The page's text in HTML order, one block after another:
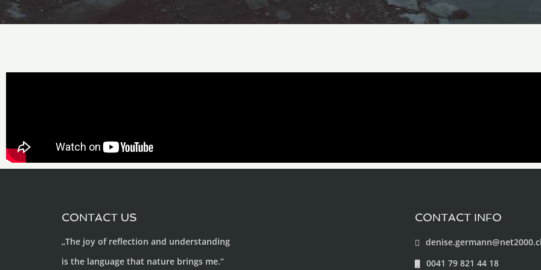
CONTACT US
„The joy of reflection and understanding
is the language that nature brings me.“
CONTACT INFO
0041 79 821 44 18